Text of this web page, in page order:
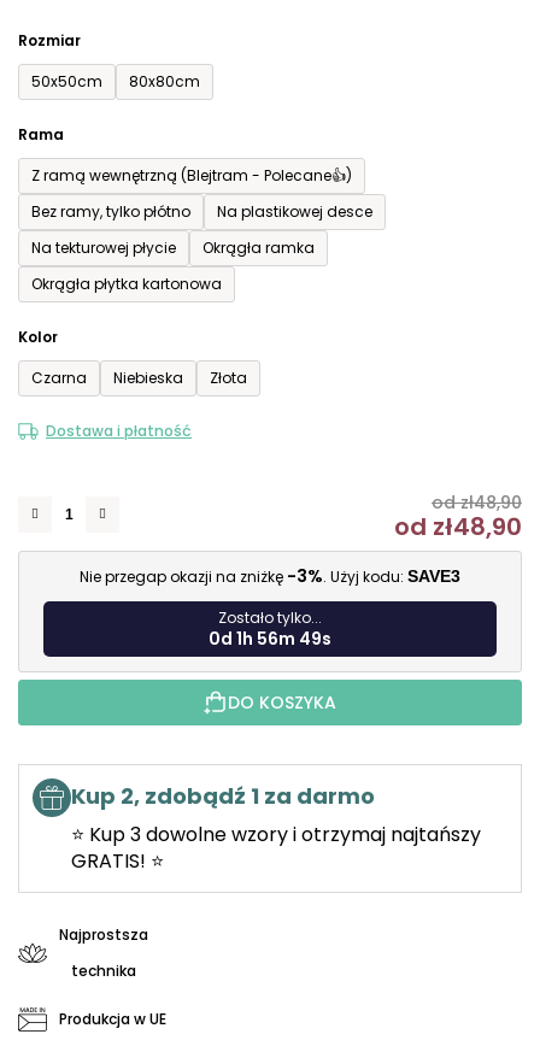
Rozmiar
50x50cm
80x80cm
Rama
Z ramą wewnętrzną (Blejtram - Polecane👍)
Bez ramy, tylko płótno
Na plastikowej desce
Na tekturowej płycie
Okrągła ramka
Okrągła płytka kartonowa
Kolor
Czarna
Niebieska Złota
Dostawa i płatność
od zł48,90
od zł48,90
Nie przegap okazji na zniżkę -3%. Użyj kodu: SAVE3
Zostało tylko...
0d 1h 56m 49s
DO KOSZYKA
Kup 2, zdobądź 1 za darmo
⭐ Kup 3 dowolne wzory i otrzymaj najtańszy
GRATIS! ⭐
Najprostsza
technika
Produkcja w UE